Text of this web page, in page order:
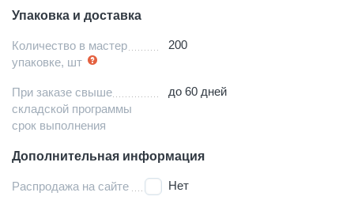
Упаковка и доставка
Количество в мастер
упаковке, шт
200
При заказе свыше
складской программы
срок выполнения
до 60 дней
Дополнительная информация
Распродажа на сайте Нет